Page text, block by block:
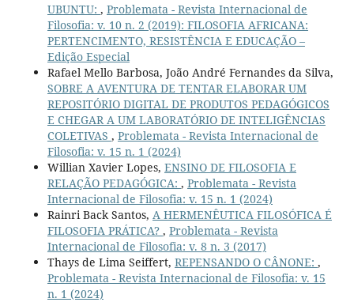
UBUNTU: , Problemata - Revista Internacional de
Filosofia: v. 10 n. 2 (2019): FILOSOFIA AFRICANA:
PERTENCIMENTO, RESISTÊNCIA E EDUCAÇÃO –
Edição Especial
Rafael Mello Barbosa, João André Fernandes da Silva,
SOBRE A AVENTURA DE TENTAR ELABORAR UM
REPOSITÓRIO DIGITAL DE PRODUTOS PEDAGÓGICOS
E CHEGAR A UM LABORATÓRIO DE INTELIGÊNCIAS
COLETIVAS , Problemata - Revista Internacional de
Filosofia: v. 15 n. 1 (2024)
Willian Xavier Lopes, ENSINO DE FILOSOFIA E
RELAÇÃO PEDAGÓGICA: , Problemata - Revista
Internacional de Filosofia: v. 15 n. 1 (2024)
Rainri Back Santos, A HERMENÊUTICA FILOSÓFICA É
FILOSOFIA PRÁTICA? , Problemata - Revista
Internacional de Filosofia: v. 8 n. 3 (2017)
Thays de Lima Seiffert, REPENSANDO O CÂNONE: ,
Problemata - Revista Internacional de Filosofia: v. 15
n. 1 (2024)